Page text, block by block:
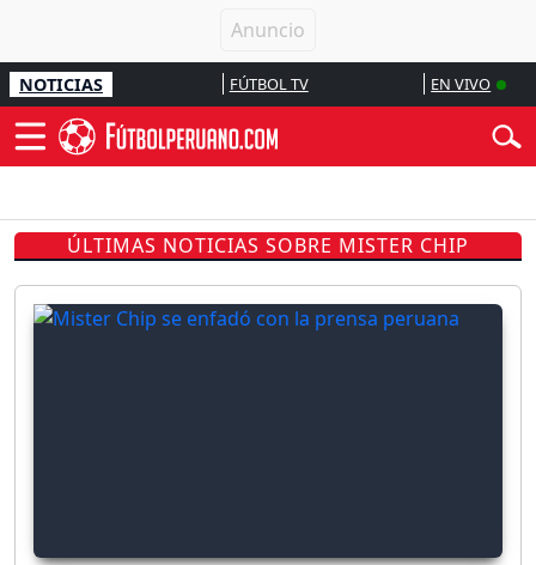
NOTICIAS FÚTBOL TV EN VIVO
ÚLTIMAS NOTICIAS SOBRE MISTER CHIP